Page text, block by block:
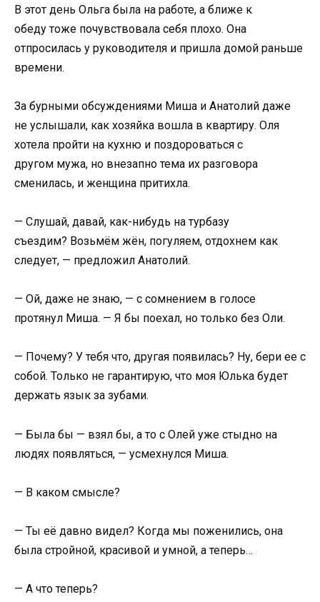
В этот день Ольга была на работе, а ближе к
обеду тоже почувствовала себя плохо. Она
отпросилась у руководителя и пришла домой раньше
времени.
За бурными обсуждениями Миша и Анатолий даже
не услышали, как хозяйка вошла в квартиру. Оля
хотела пройти на кухню и поздороваться с
другом мужа, но внезапно тема их разговора
сменилась, и женщина притихла.
— Слушай, давай, как-нибудь на турбазу
съездим? Возьмём жён, погуляем, отдохнем как
следует, — предложил Анатолий.
— Ой, даже не знаю, — с сомнением в голосе
протянул Миша. — Я бы поехал, но только без Оли.
— Почему? У тебя что, другая появилась? Ну, бери ее с
собой. Только не гарантирую, что моя Юлька будет
держать язык за зубами.
— Была бы — взял бы, а то с Олей уже стыдно на
людях появляться, — усмехнулся Миша.
— В каком смысле?
— Ты её давно видел? Когда мы поженились, она
была стройной, красивой и умной, а теперь…
— А что теперь?